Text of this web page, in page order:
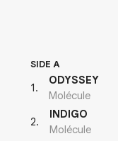
SIDE A
1 .
ODYSSEY
Molécule
2.
INDIGO
Molécule